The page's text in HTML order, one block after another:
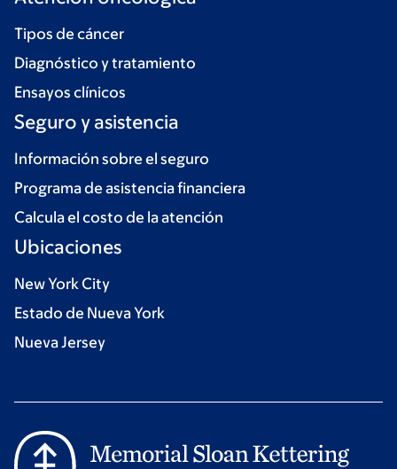
Tipos de cáncer
Diagnóstico y tratamiento
Ensayos clínicos
Seguro y asistencia
Información sobre el seguro
Programa de asistencia financiera
Calcula el costo de la atención
Ubicaciones
New York City
Estado de Nueva York
Nueva Jersey